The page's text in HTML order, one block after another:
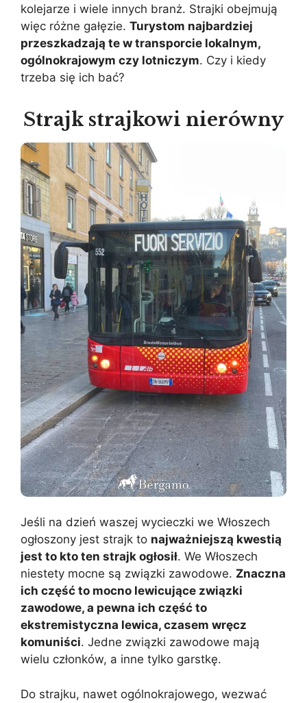
kolejarze i wiele innych branż. Strajki obejmują
więc różne gałęzie. Turystom najbardziej
przeszkadzają te w transporcie lokalnym,
ogólnokrajowym czy lotniczym. Czy i kiedy
trzeba się ich bać?
Strajk strajkowi nierówny
Jeśli na dzień waszej wycieczki we Włoszech
ogłoszony jest strajk to najważniejszą kwestią
jest to kto ten strajk ogłosił. We Włoszech
niestety mocne są związki zawodowe. Znaczna
ich część to mocno lewicujące związki
zawodowe, a pewna ich część to
ekstremistyczna lewica, czasem wręcz
komuniści. Jedne związki zawodowe mają
wielu członków, a inne tylko garstkę.
Do strajku, nawet ogólnokrajowego, wezwać